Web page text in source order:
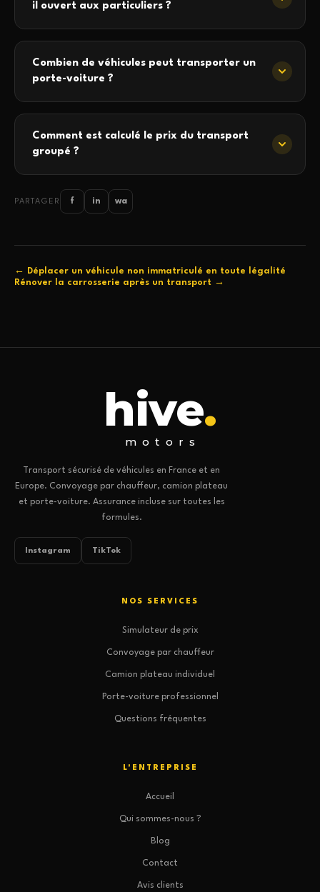
il ouvert aux particuliers ?
Combien de véhicules peut transporter un
porte-voiture ?
Comment est calculé le prix du transport
groupé ?
PARTAGER f in wa
← Déplacer un véhicule non immatriculé en toute légalité
Rénover la carrosserie après un transport →
hive.
motors
Transport sécurisé de véhicules en France et en
Europe. Convoyage par chauffeur, camion plateau
et porte-voiture. Assurance incluse sur toutes les
formules.
Instagram TikTok
NOS SERVICES
Simulateur de prix
Convoyage par chauffeur
Camion plateau individuel
Porte-voiture professionnel
Questions fréquentes
L'ENTREPRISE
Accueil
Qui sommes-nous ?
Blog
Contact
Avis clients